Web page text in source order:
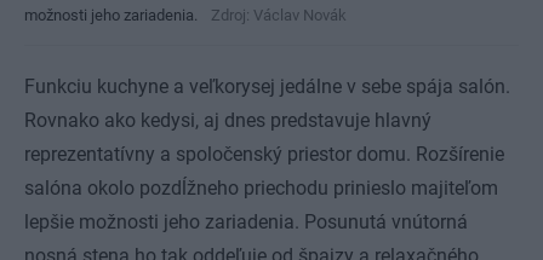
možnosti jeho zariadenia.
Zdroj: Václav Novák
Funkciu kuchyne a veľkorysej jedálne v sebe spája salón.
Rovnako ako kedysi, aj dnes predstavuje hlavný
reprezentatívny a spoločenský priestor domu. Rozšírenie
salóna okolo pozdĺžneho priechodu prinieslo majiteľom
lepšie možnosti jeho zariadenia. Posunutá vnútorná
nosná stena ho tak oddeľuje od špajzy a relaxačného